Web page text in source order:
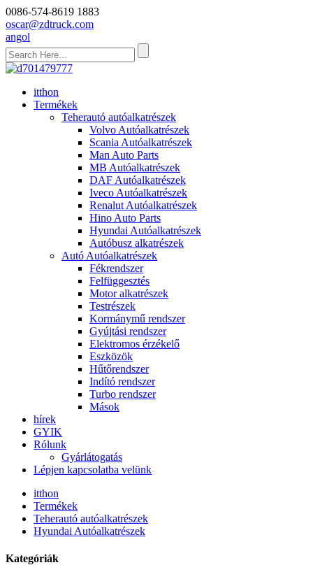
0086-574-8619 1883
oscar@zdtruck.com
angol
itthon
Termékek
Teherautó autóalkatrészek
Volvo Autóalkatrészek
Scania Autóalkatrészek
Man Auto Parts
MB Autóalkatrészek
DAF Autóalkatrészek
Iveco Autóalkatrészek
Renalut Autóalkatrészek
Hino Auto Parts
Hyundai Autóalkatrészek
Autóbusz alkatrészek
Autó Autóalkatrészek
Fékrendszer
Felfüggesztés
Motor alkatrészek
Testrészek
Kormánymű rendszer
Gyújtási rendszer
Elektromos érzékelő
Eszközök
Hűtőrendszer
Indító rendszer
Turbo rendszer
Mások
hírek
GYIK
Rólunk
Gyárlátogatás
Lépjen kapcsolatba velünk
itthon
Termékek
Teherautó autóalkatrészek
Hyundai Autóalkatrészek
Kategóriák